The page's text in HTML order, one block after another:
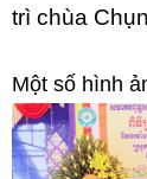
trì chùa
Một số hình